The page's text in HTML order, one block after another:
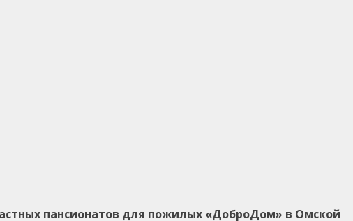
пансионатов для пожилых «ДоброДом» в Омской